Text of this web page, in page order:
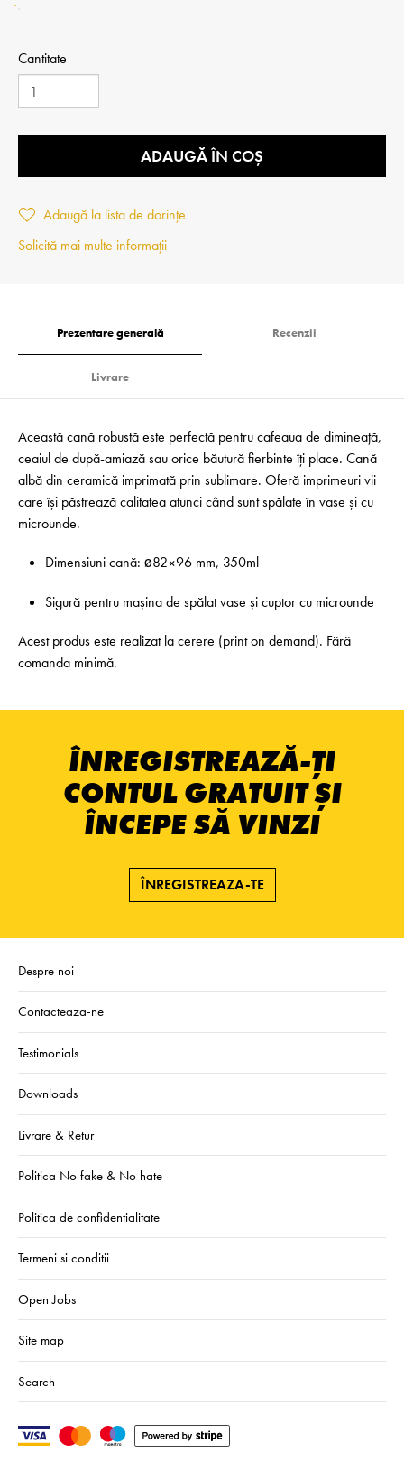
Cantitate
ADAUGĂ ÎN COȘ
Adaugă la lista de dorințe
Solicită mai multe informații
Prezentare generală Recenzii
Livrare
Această cană robustă este perfectă pentru cafeaua de dimineață,
ceaiul de după-amiază sau orice băutură fierbinte îți place. Cană
albă din ceramică imprimată prin sublimare. Oferă imprimeuri vii
care își păstrează calitatea atunci când sunt spălate în vase și cu
microunde.
Dimensiuni cană: ø82×96 mm, 350ml
Sigură pentru mașina de spălat vase și cuptor cu microunde
Acest produs este realizat la cerere (print on demand). Fără
comanda minimă.
ÎNREGISTREAZĂ-ȚI
CONTUL GRATUIT ȘI
ÎNCEPE SĂ VINZI
ÎNREGISTREAZA-TE
Despre noi
Contacteaza-ne
Testimonials
Downloads
Livrare & Retur
Politica No fake & No hate
Politica de confidentialitate
Termeni si conditii
Open Jobs
Site map
Search